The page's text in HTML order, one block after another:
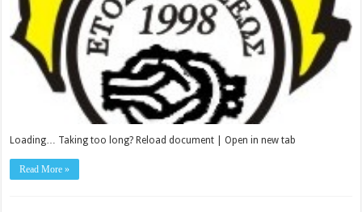
Loading… Taking too long? Reload document | Open in new tab
Read More »